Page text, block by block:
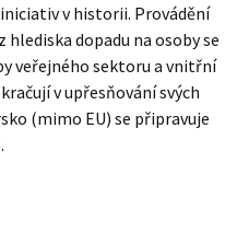
v historii. Provádění
dopadu na osoby se
veřejného sektoru a vnitřní
v upřesňování svých
(mimo EU) se připravuje